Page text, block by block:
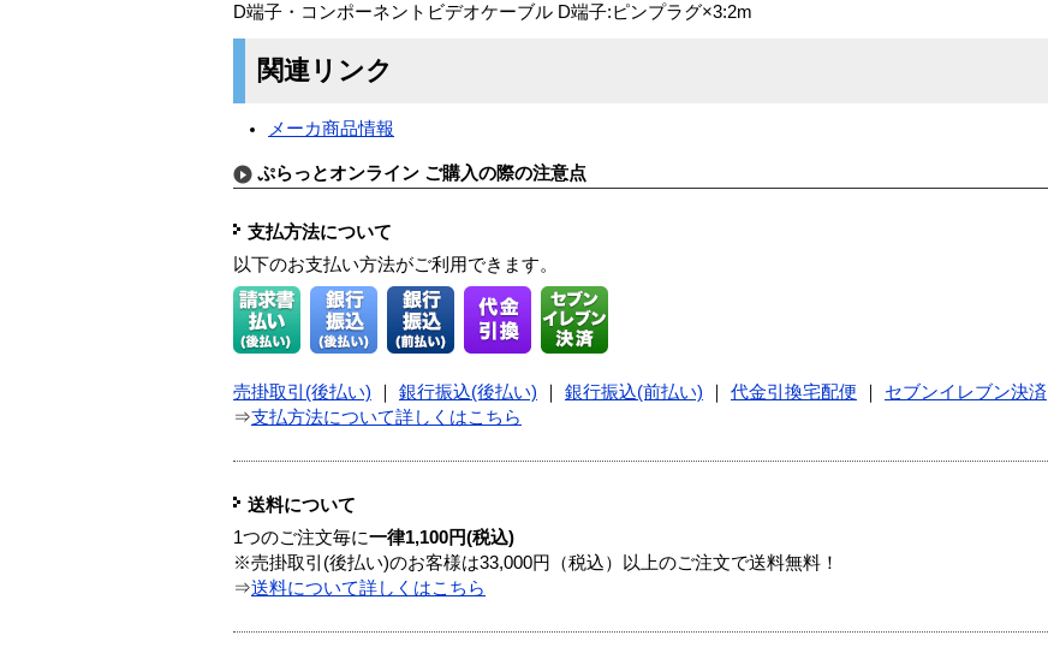
D端子・コンポーネントビデオケーブル D端子:ピンプラグ×3:2m
関連リンク
メーカ商品情報
ぷらっとオンライン ご購入の際の注意点
支払方法について
以下のお支払い方法がご利用できます。
売掛取引(後払い) 銀行振込(後払い) 銀行振込(前払い) 代金引換宅配便
セブンイレブン決済
⇒支払方法について詳しくはこちら
送料について
1つのご注文毎に一律1,100円(税込)
※売掛取引(後払い)のお客様は33,000円（税込）以上のご注文で送料無料！
⇒送料について詳しくはこちら